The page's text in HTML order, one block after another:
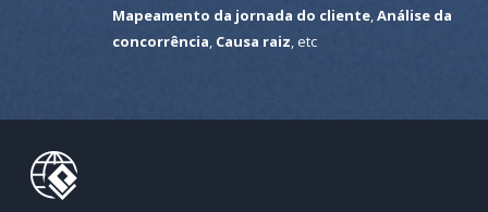
Mapeamento da jornada do cliente, Análise da
concorrência Causa raiz , etc